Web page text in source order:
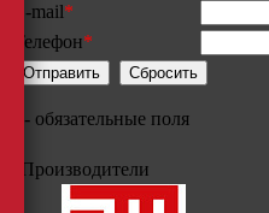
E-mail*
Телефон*
- обязательные поля
Производители